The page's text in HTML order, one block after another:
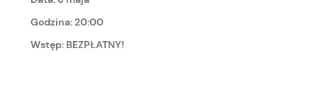
Godzina: 20:00
Wstęp: BEZPŁATNY!